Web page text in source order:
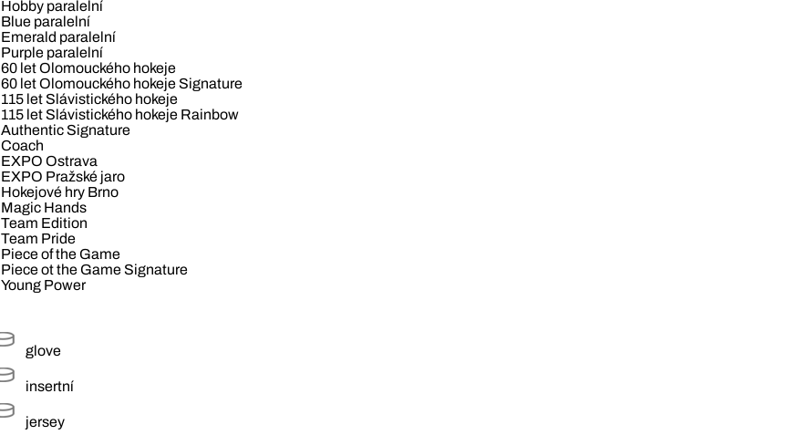
Hobby paralelní
Blue paralelní
Emerald paralelní
Purple paralelní
60 let Olomouckého hokeje
60 let Olomouckého hokeje Signature
115 let Slávistického hokeje
115 let Slávistického hokeje Rainbow
Authentic Signature
Coach
EXPO Ostrava
EXPO Pražské jaro
Hokejové hry Brno
Magic Hands
Team Edition
Team Pride
Piece of the Game
Piece ot the Game Signature
Young Power
glove
insertní
jersey